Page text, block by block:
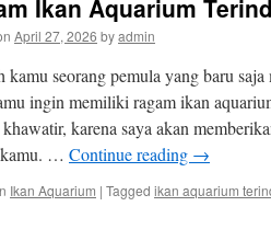
Ikan Aquarium
April 27, 2026 byadmin
kamu seorang pemula yang baru
ingin memiliki ragam ikan
khawatir, karena saya akan
… Continue reading →
Ikan Aquarium | Tagged ikan aquarium